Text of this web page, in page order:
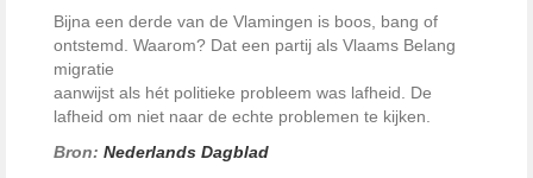
Bijna een derde van de Vlamingen is boos, bang of
ontstemd. Waarom? Dat een partij als Vlaams Belang
migratie
aanwijst als hét politieke probleem was lafheid. De
lafheid om niet naar de echte problemen te kijken.
Bron: Nederlands Dagblad